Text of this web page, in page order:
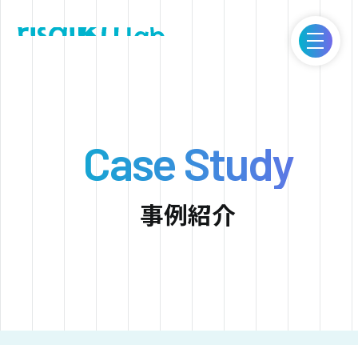
ITとアイデアで新しい価値の創造を。｜Risaiku lab.
Case Study
事例紹介